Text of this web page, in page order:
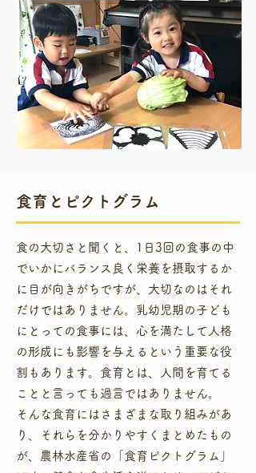
​食育とピクトグラム
食の大切さと聞くと、1日3回の食事の中
でいかにバランス良く栄養を摂取するか
に目が向きがちですが、大切なのはそれ
だけではありません。乳幼児期の子ども
にとっての食事には、心を満たして人格
の形成にも影響を与えるという重要な役
割もあります。食育とは、人間を育てる
ことと言っても過言ではありません。
​そんな食育にはさまざまな取り組みがあ
り、それらを分かりやすくまとめたもの
が、農林水産省の「食育ピクトグラム」